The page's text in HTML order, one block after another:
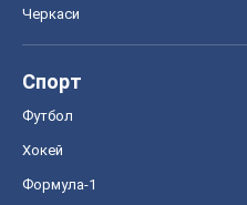
Черкаси
Спорт
Футбол
Хокей
Формула-1